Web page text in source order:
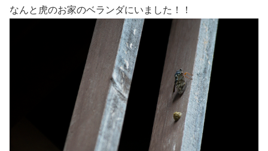
なんと虎のお家のベランダにいました！！